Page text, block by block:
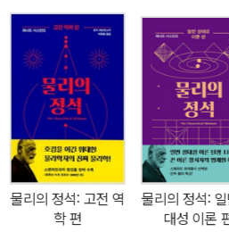
《샐러리맨, 아인슈타인 되기 프로젝트》
때》 《신의 입자를 찾아서》 《이종필 교
래식》 등이 있고, 번역서로 《물리의 정
든 순간의 과학》 《블랙홀 전쟁》 《최
유래해, 역설적인 상황을 빗대어 표현
사람들이 보편적으로 사용하는 관용
년 사이 양자 역학을 기초로 한 정보 이
보 이론으로 급부상하면서, 실용적인
보고자 하는 사람들도 점차 증가하고
스에서 나온 양자 역학 교양서 『김상욱
터 지금까지 대중의 꾸준한 사랑을 받
주고 있다. 한편 양자 역학은 아주 작은
감각의 범위를 완전히 넘어서며 우리
물리의 정석: 고전 역
학 편
물리의 정석:
대성 이론